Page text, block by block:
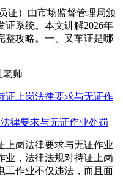
证）由市场监督管理局颁
证系统。本文讲解2026年
整攻略。一、叉车证是哪
老师
律要求与无证作业处罚
上岗法律要求与无证作业
业，法律法规对持证上岗
工作业不仅违法，而且面